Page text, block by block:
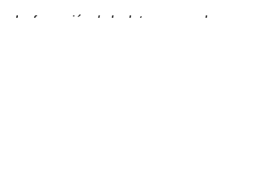
La formación de Inglaterra para el